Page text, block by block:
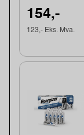
154,-
123,- Eks. Mva.